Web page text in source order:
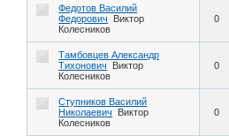
Федотов Василий
Федорович
Виктор
Колесников
0
Тамбовцев Александр
Тихонович
Виктор
Колесников
0
Ступников Василий
Николаевич
Виктор
Колесников
0